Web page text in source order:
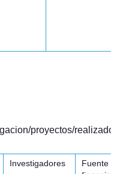
proyectos/realizados
Investigadores
Fuente de